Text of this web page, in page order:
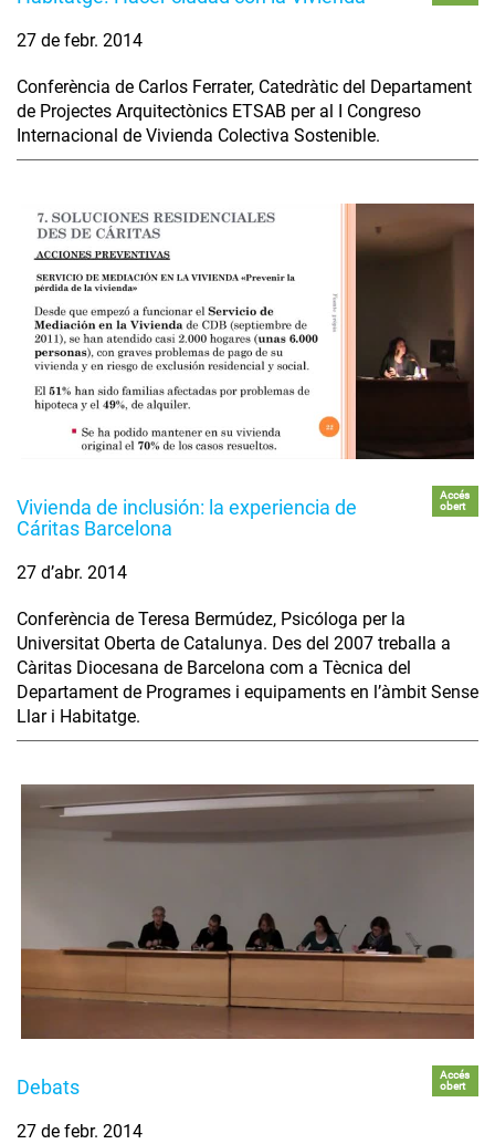
27 de febr. 2014
Conferència de Carlos Ferrater, Catedràtic del Departament
de Projectes Arquitectònics ETSAB per al I Congreso
Internacional de Vivienda Colectiva Sostenible.
Vivienda de inclusión: la experiencia de
Cáritas Barcelona
Accés
obert
27 d’abr. 2014
Conferència de Teresa Bermúdez, Psicóloga per la
Universitat Oberta de Catalunya. Des del 2007 treballa a
Càritas Diocesana de Barcelona com a Tècnica del
Departament de Programes i equipaments en l’àmbit Sense
Llar i Habitatge.
Debats
Accés
obert
27 de febr. 2014